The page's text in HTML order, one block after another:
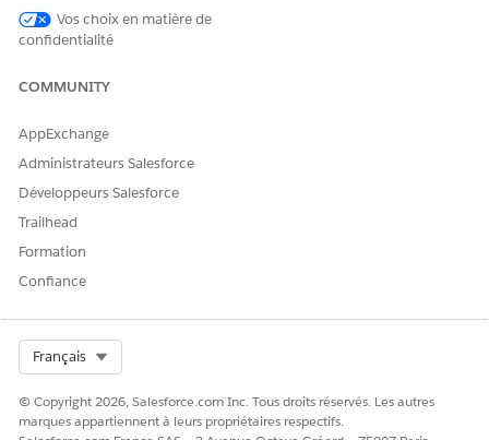
Sous Déverrouiller la fonctionnalité avancée, configurez
ces fonctionnalités facultatives si nécessaire.
ressources de service à un rendez-vous, activez
Pour calculer l'utilisation des ressources de service à
partir des données des rendez-vous de service et des
heures ouvrables, activez
ressources.
Pour attribuer plusieurs ressources de service au même
ressource principale désignée, activez
ressource
CET ARTICLE A-T-IL RÉSOLU VOTRE PROBLÈME ?
Dites-nous ce que nous pouvons améliorer !
Vos choix en matière de
confidentialité
COMMUNITY
AppExchange
Administrateurs Salesforce
Développeurs Salesforce
Trailhead
Formation
Confiance
Français
© Copyright 2026, Salesforce.com Inc. Tous droits réservés. Les autres
marques appartiennent à leurs propriétaires respectifs.